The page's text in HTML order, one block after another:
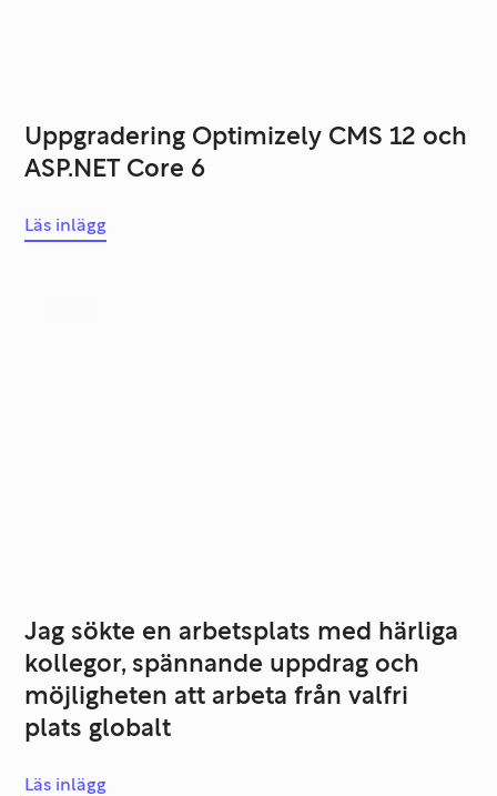
Uppgradering Optimizely CMS 12 och
ASP.NET Core 6
Läs inlägg
Jag sökte en arbetsplats med härliga
kollegor, spännande uppdrag och
möjligheten att arbeta från valfri
plats globalt
Läs inlägg